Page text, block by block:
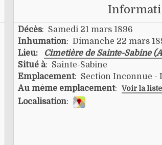
Décès: Samedi 21 mars 1896
Inhumation: Dimanche 22 mars
Lieu:
Cimetière de Sainte-Sabine
Situé à: Sainte-Sabine
Emplacement: Section Inconnue -
Au même emplacement: Voir la
Localisation: